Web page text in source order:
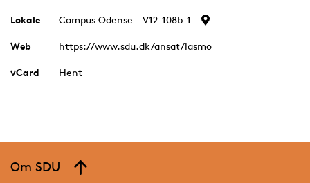
Lokale Campus Odense - V12-108b-1
Web https://www.sdu.dk/ansat/lasmo
vCard Hent
Om SDU